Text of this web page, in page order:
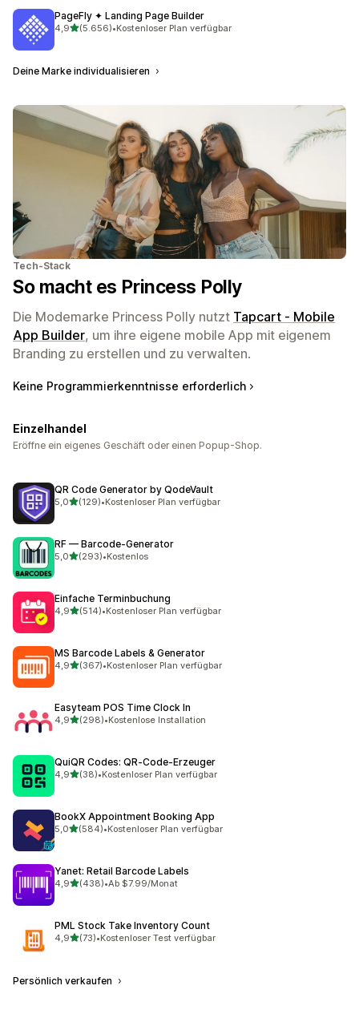
PageFly ✦ Landing Page Builder
4,9von 5 Sternen
(5.656)
5656 Rezensionen insgesamt
•Kostenloser Plan verfügbar
Deine Marke individualisieren
Tech-Stack
So macht es Princess Polly
Die Modemarke Princess Polly nutzt Tapcart ‑ Mobile
App Builder, um ihre eigene mobile App mit eigenem
Branding zu erstellen und zu verwalten.
Keine Programmierkenntnisse erforderlich
Einzelhandel
Eröffne ein eigenes Geschäft oder einen Popup-Shop.
QR Code Generator by QodeVault
5,0von 5 Sternen
(129)
129 Rezensionen insgesamt
•Kostenloser Plan verfügbar
RF — Barcode‑Generator
5,0von 5 Sternen
(293)
293 Rezensionen insgesamt
•Kostenlos
Einfache Terminbuchung
4,9von 5 Sternen
(514)
514 Rezensionen insgesamt
•Kostenloser Plan verfügbar
MS Barcode Labels & Generator
4,9von 5 Sternen
(367)
367 Rezensionen insgesamt
•Kostenloser Plan verfügbar
Easyteam POS Time Clock In
4,9von 5 Sternen
(298)
298 Rezensionen insgesamt
•Kostenlose Installation
QuiQR Codes: QR‑Code‑Erzeuger
4,9von 5 Sternen
(38)
38 Rezensionen insgesamt
•Kostenloser Plan verfügbar
BookX Appointment Booking App
5,0von 5 Sternen
(584)
584 Rezensionen insgesamt
•Kostenloser Plan verfügbar
Yanet: Retail Barcode Labels
4,9von 5 Sternen
(438)
438 Rezensionen insgesamt
•Ab $7.99/Monat
PML Stock Take Inventory Count
4,9von 5 Sternen
(73)
73 Rezensionen insgesamt
•Kostenloser Test verfügbar
Persönlich verkaufen